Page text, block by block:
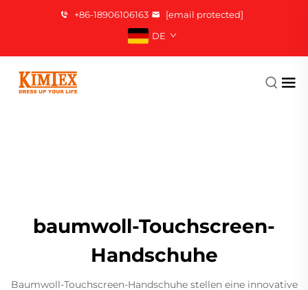
+86-18906106163
[email protected]
DE
baumwoll-Touchscreen-
Handschuhe
Baumwoll-Touchscreen-Handschuhe stellen eine innovative